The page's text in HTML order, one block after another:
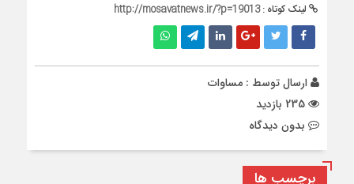
لینک کوتاه :http://mosavatnews.ir/?p=19013
ارسال توسط : مساوات
بدون دیدگاه